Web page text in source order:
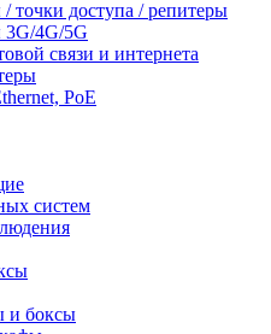
точки доступа / репитеры
3G/4G/5G
связи и интернета
PoE
систем
боксы